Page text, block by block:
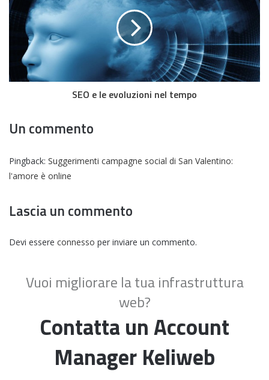
SEO e le evoluzioni nel tempo
Un commento
Pingback: Suggerimenti campagne social di San Valentino:
l'amore è online
Lascia un commento
Devi essere connesso per inviare un commento.
Vuoi migliorare la tua infrastruttura
web?
Contatta un Account
Manager Keliweb